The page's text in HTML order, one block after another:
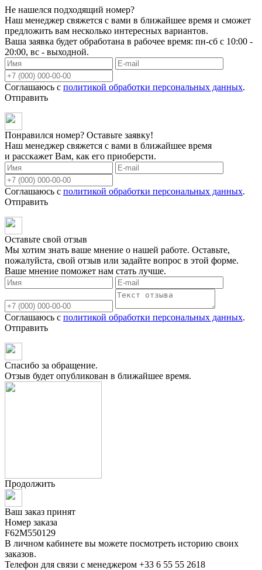
Не нашелся подходящий номер?
Наш менеджер свяжется с вами в ближайшее время и сможет
предложить вам несколько интересных вариантов.
Ваша заявка будет обработана в рабочее время: пн-сб с 10:00 -
20:00, вс - выходной.
Соглашаюсь с политикой обработки персональных данных.
Отправить
Понравился номер? Оставьте заявку!
Наш менеджер свяжется с вами в ближайшее время
и расскажет Вам, как его приоберсти.
Соглашаюсь с политикой обработки персональных данных.
Отправить
Оставьте свой отзыв
Мы хотим знать ваше мнение о нашей работе. Оставьте,
пожалуйста, свой отзыв или задайте вопрос в этой форме.
Ваше мнение поможет нам стать лучше.
Соглашаюсь с политикой обработки персональных данных.
Отправить
Спасибо за обращение.
Отзыв будет опубликован в ближайшее время.
Продолжить
Ваш заказ принят
Номер заказа
F62M550129
В личном кабинете вы можете посмотреть историю своих
заказов.
Телефон для связи с менеджером +33 6 55 55 2618